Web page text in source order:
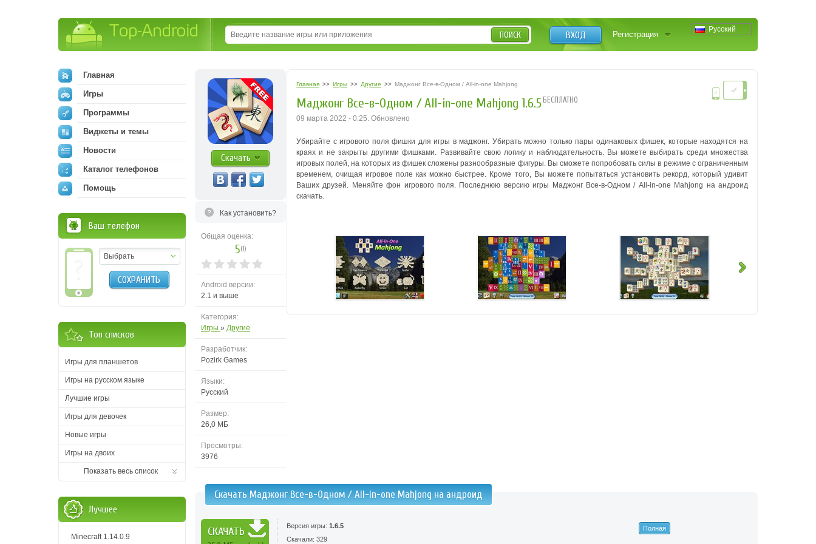
Русский
ВХОД Регистрация
ПОИСК
Скачать
Как установить?
Общая оценка:
5(1)
Android версии:
2.1 и выше
Категория:
Игры » Другие
Разработчик:
Pozirk Games
Языки:
Русский
Размер:
26,0 МБ
Просмотры:
3976
Главная >> Игры >> Другие >> Маджонг Все-в-Одном / All-in-one Mahjong
Маджонг Все-в-Одном / All-in-one Mahjong 1.6.5 БЕСПЛАТНО
09 марта 2022 - 0:25. Обновлено
Убирайте с игрового поля фишки для игры в маджонг. Убирать можно только пары одинаковых фишек, которые находятся на
краях и не закрыты другими фишками. Развивайте свою логику и наблюдательность. Вы можете выбирать среди множества
игровых полей, на которых из фишек сложены разнообразные фигуры. Вы сможете попробовать силы в режиме с ограниченным
временем, очищая игровое поле как можно быстрее. Кроме того, Вы можете попытаться установить рекорд, который удивит
Ваших друзей. Меняйте фон игрового поля. Последнюю версию игры Маджонг Все-в-Одном / All-in-one Mahjong на андроид
скачать.
Скачать Маджонг Все-в-Одном / All-in-one Mahjong на андроид
СКАЧАТЬ Версия игры: 1.6.5
Скачали: 329
Полная
Главная
Игры
Программы
Виджеты и темы
Новости
Каталог телефонов
Помощь
Ваш телефон
Выбрать
СОХРАНИТЬ
Топ списков
Игры для планшетов
Игры на русском языке
Лучшие игры
Игры для девочек
Новые игры
Игры на двоих
Показать весь список
Лучшее
Minecraft 1.14.0.9